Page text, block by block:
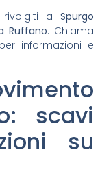
rivolgiti a Spurgo
Ruffano. Chiama
per informazioni e
scavi
su